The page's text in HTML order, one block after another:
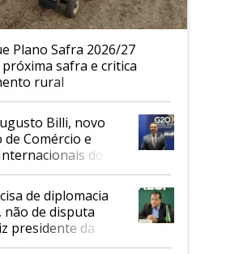
Plano Safra 2026/27
safra e critica
rural
Billi, novo
Comércio e
do
de diplomacia
não de disputa
presidente da